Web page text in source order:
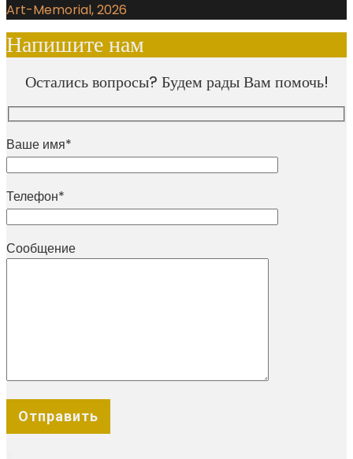
Art-Memorial, 2026
Напишите нам
Остались вопросы? Будем рады Вам помочь!
Ваше имя*
Телефон*
Сообщение